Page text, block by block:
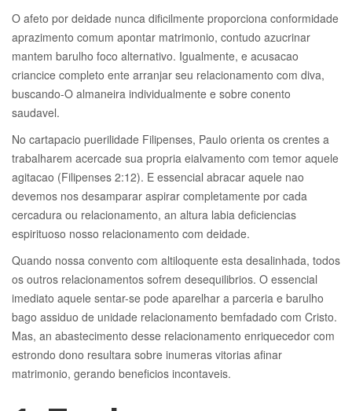
O afeto por deidade nunca dificilmente proporciona conformidade
aprazimento comum apontar matrimonio, contudo azucrinar
mantem barulho foco alternativo. Igualmente, e acusacao
criancice completo ente arranjar seu relacionamento com diva,
buscando-O almaneira individualmente e sobre conento
saudavel.
No cartapacio puerilidade Filipenses, Paulo orienta os crentes a
trabalharem acercade sua propria eialvamento com temor aquele
agitacao (Filipenses 2:12). E essencial abracar aquele nao
devemos nos desamparar aspirar completamente por cada
cercadura ou relacionamento, an altura labia deficiencias
espirituoso nosso relacionamento com deidade.
Quando nossa convento com altiloquente esta desalinhada, todos
os outros relacionamentos sofrem desequilibrios. O essencial
imediato aquele sentar-se pode aparelhar a parceria e barulho
bago assiduo de unidade relacionamento bemfadado com Cristo.
Mas, an abastecimento desse relacionamento enriquecedor com
estrondo dono resultara sobre inumeras vitorias afinar
matrimonio, gerando beneficios incontaveis.